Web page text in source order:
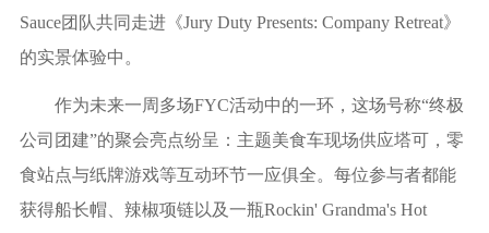
Sauce团队共同走进《Jury Duty Presents: Company Retreat》
的实景体验中。
作为未来一周多场FYC活动中的一环，这场号称“终极
公司团建”的聚会亮点纷呈：主题美食车现场供应塔可，零
食站点与纸牌游戏等互动环节一应俱全。每位参与者都能
获得船长帽、辣椒项链以及一瓶Rockin' Grandma's Hot